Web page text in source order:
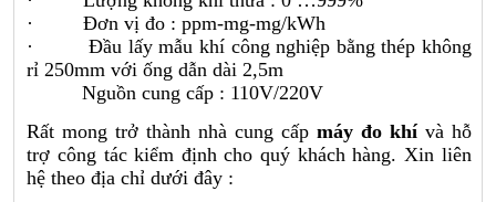
· Đơn vị đo : ppm-mg-mg/kWh
· Đầu lấy mẫu khí công nghiệp bằng thép không
rỉ 250mm với ống dẫn dài 2,5m
Nguồn cung cấp : 110V/220V
Rất mong trở thành nhà cung cấp máy đo khí và hỗ
trợ công tác kiểm định cho quý khách hàng. Xin liên
hệ theo địa chỉ dưới đây :